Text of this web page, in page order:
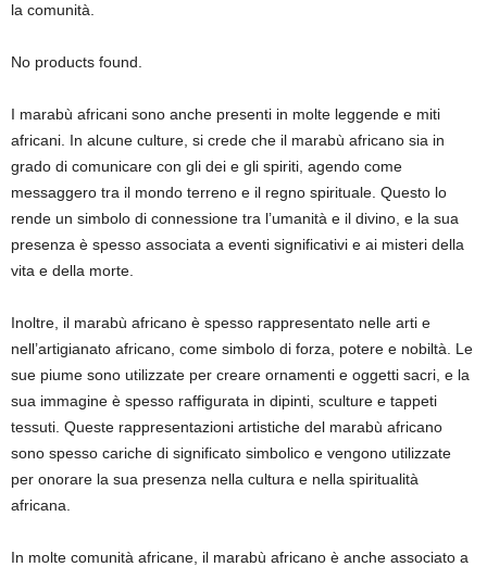
la comunità.
No products found.
I marabù africani sono anche presenti in molte leggende e miti
africani. In alcune culture, si crede che il marabù africano sia in
grado di comunicare con gli dei e gli spiriti, agendo come
messaggero tra il mondo terreno e il regno spirituale. Questo lo
rende un simbolo di connessione tra l’umanità e il divino, e la sua
presenza è spesso associata a eventi significativi e ai misteri della
vita e della morte.
Inoltre, il marabù africano è spesso rappresentato nelle arti e
nell’artigianato africano, come simbolo di forza, potere e nobiltà. Le
sue piume sono utilizzate per creare ornamenti e oggetti sacri, e la
sua immagine è spesso raffigurata in dipinti, sculture e tappeti
tessuti. Queste rappresentazioni artistiche del marabù africano
sono spesso cariche di significato simbolico e vengono utilizzate
per onorare la sua presenza nella cultura e nella spiritualità
africana.
In molte comunità africane, il marabù africano è anche associato a